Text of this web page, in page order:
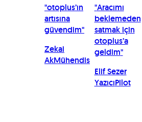
"otoplus’ın
artısına
güvendim"
Zekai
AkMühendis
"Aracımı
beklemeden
satmak için
otoplus’a
geldim"
Elif Sezer
YazıcıPilot